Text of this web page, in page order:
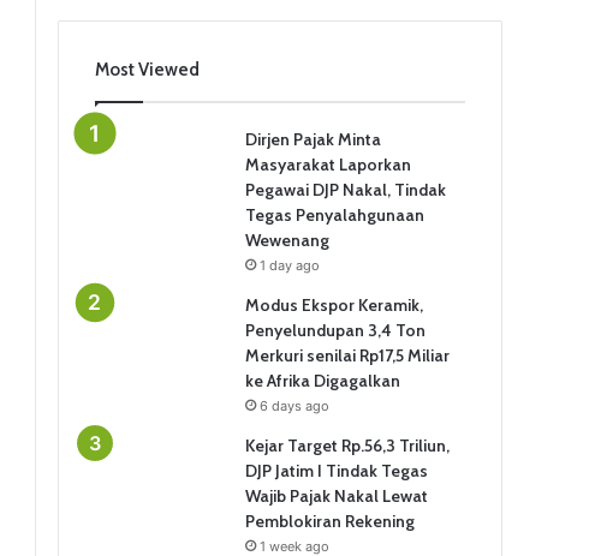
Most Viewed
Dirjen Pajak Minta
Masyarakat Laporkan
Pegawai DJP Nakal, Tindak
Tegas Penyalahgunaan
Wewenang
1 day ago
Modus Ekspor Keramik,
Penyelundupan 3,4 Ton
Merkuri senilai Rp17,5 Miliar
ke Afrika Digagalkan
6 days ago
Kejar Target Rp.56,3 Triliun,
DJP Jatim I Tindak Tegas
Wajib Pajak Nakal Lewat
Pemblokiran Rekening
1 week ago